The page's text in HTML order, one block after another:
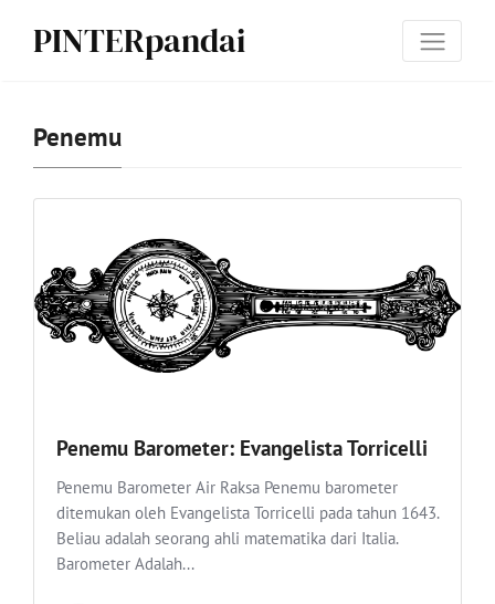
PINTERpandai
Penemu
Penemu Barometer: Evangelista Torricelli
Penemu Barometer Air Raksa Penemu barometer
ditemukan oleh Evangelista Torricelli pada tahun 1643.
Beliau adalah seorang ahli matematika dari Italia.
Barometer Adalah...